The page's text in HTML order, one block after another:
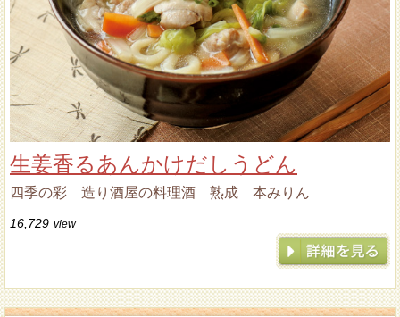
生姜香るあんかけだしうどん
四季の彩 造り酒屋の料理酒 熟成 本みりん
16,729 view